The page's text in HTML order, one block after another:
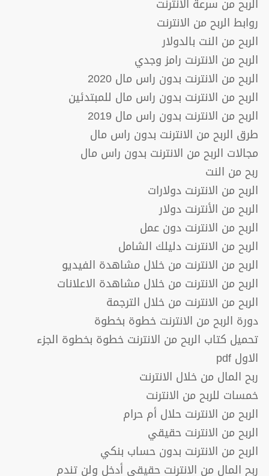
روابط الربح من الانترنت
الربح من النت بالدولار
الربح من الانترنت رامز وجدي
الربح من الانترنت بدون راس مال 2020
الربح من الانترنت بدون راس مال للمبتدئين
الربح من الانترنت بدون راس مال 2019
طرق الربح من الانترنت بدون راس مال
مجالات الربح من الانترنت بدون راس مال
ربح من النت
الربح من الانترنت دولارات
الربح من الأنترنت دولار
الربح من الانترنت دون عمل
الربح من الانترنت دليلك الشامل
الربح من الانترنت من خلال مشاهدة الفيديو
الربح من الانترنت من خلال مشاهدة الاعلانات
الربح من الانترنت من خلال الترجمة
دورة الربح من الانترنت خطوة بخطوة
تحميل كتاب الربح من الانترنت خطوة بخطوة الجزء
الاول pdf
ربح المال من خلال الانترنت
خمسات للربح من الانترنت
الربح من الانترنت حلال أم حرام
الربح من الانترنت حقيقي
الربح من الانترنت بدون حساب بنكي
ربح المال من الانترنت حقيقي أدخل ولن تندم